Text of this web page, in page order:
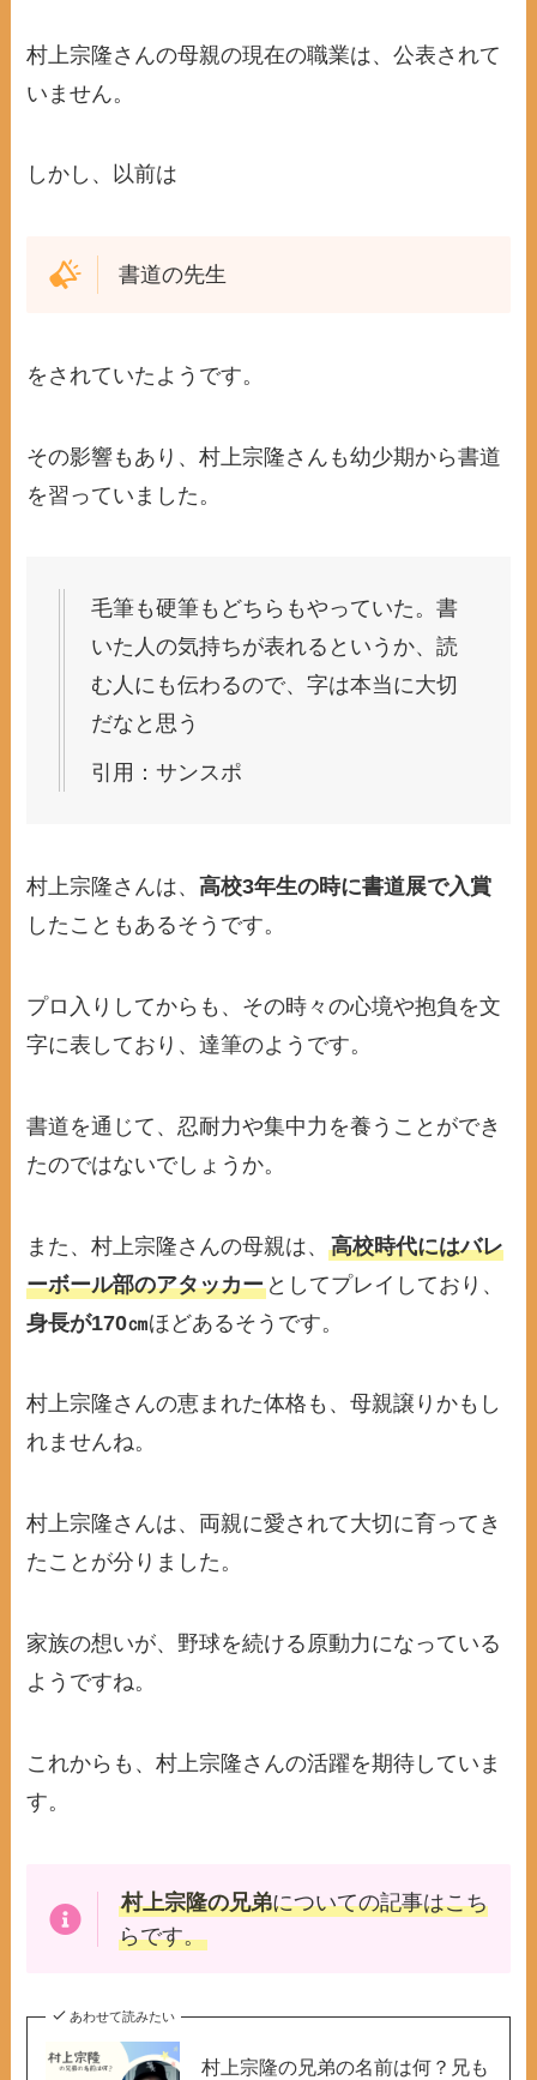
村上宗隆さんの母親の現在の職業は、公表されて
いません。
しかし、以前は
書道の先生
をされていたようです。
その影響もあり、村上宗隆さんも幼少期から書道
を習っていました。
毛筆も硬筆もどちらもやっていた。書
いた人の気持ちが表れるというか、読
む人にも伝わるので、字は本当に大切
だなと思う
引用：サンスポ
村上宗隆さんは、高校3年生の時に書道展で入賞
したこともあるそうです。
プロ入りしてからも、その時々の心境や抱負を文
字に表しており、達筆のようです。
書道を通じて、忍耐力や集中力を養うことができ
たのではないでしょうか。
また、村上宗隆さんの母親は、高校時代にはバレ
ーボール部のアタッカー としてプレイしており、
身長が170㎝ほどあるそうです。
村上宗隆さんの恵まれた体格も、母親譲りかもし
れませんね。
村上宗隆さんは、両親に愛されて大切に育ってき
たことが分りました。
家族の想いが、野球を続ける原動力になっている
ようですね。
これからも、村上宗隆さんの活躍を期待していま
す。
村上宗隆の兄弟についての記事はこち
らです。
あわせて読みたい
村上宗隆の兄弟の名前は何？兄も